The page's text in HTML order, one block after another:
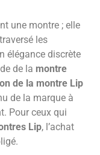
une montre ; elle
les
élégance discrète
de la montre
de la montre Lip
de la marque à
Pour ceux qui
Lip, l’achat